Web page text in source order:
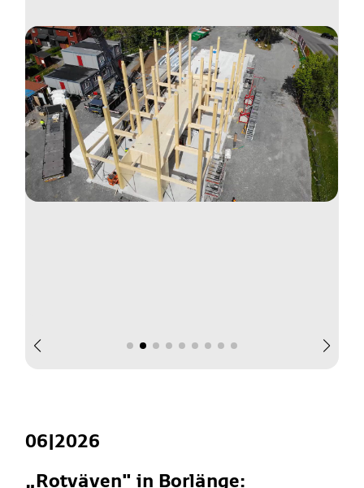
06|2026
„Rotväven" in Borlänge: